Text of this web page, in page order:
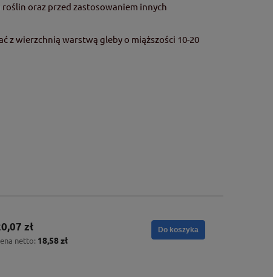
oraz przed zastosowaniem innych
z wierzchnią warstwą gleby o miąższości 10-20
zł
netto: 18,58 zł
Do koszyka